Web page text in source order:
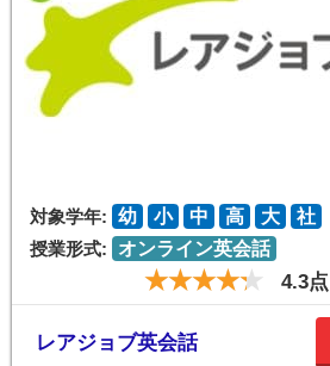
対象学年: 幼 小 中 高 大
社
授業形式:
オンライン英会話
4.3点
レアジョブ英会話